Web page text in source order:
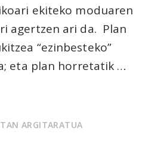
ekiteko moduaren
agertzen ari da. Plan
“ezinbesteko”
eta plan horretatik …
ARGITARATUA